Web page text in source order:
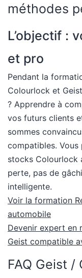
méthodes
L’objectif :
et pro
Pendant la
Colourlock et
? Apprendre à
vos futurs clients
sommes
compatibles.
stocks Colourlock
perte, pas de
intelligente.
Voir la formation
automobile
Devenir expert en
Geist compatible
FAQ Geist /